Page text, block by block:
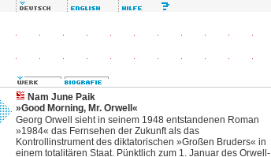
Nam June Paik
»Good Morning, Mr. Orwell«
Georg Orwell sieht in seinem 1948 entstandenen Roman
»1984« das Fernsehen der Zukunft als das
Kontrollinstrument des diktatorischen »Großen Bruders« in
einem totalitären Staat. Pünktlich zum 1. Januar des Orwell-